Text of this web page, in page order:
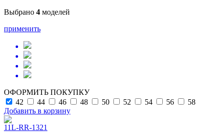
Выбрано 4 моделей
применить
ОФОРМИТЬ ПОКУПКУ
42
44 46 48 50 52 54 56
58
Добавить в корзину
11L-RR-1321